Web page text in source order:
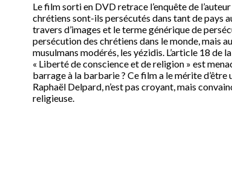
Le film sorti en DVD retrace l’enquête de
chrétiens sont-ils persécutés dans tant de pays
travers d’images et le terme générique de
persécution des chrétiens dans le monde, mais
musulmans modérés, les yézidis. L’article 18 de
« Liberté de conscience et de religion » est
barrage à la barbarie ? Ce film a le mérite
Raphaël Delpard, n’est pas croyant, mais
religieuse.